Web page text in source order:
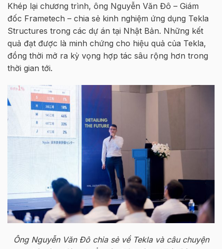
Khép lại chương trình, ông Nguyễn Văn Đô – Giám
đốc Frametech – chia sẻ kinh nghiệm ứng dụng Tekla
Structures trong các dự án tại Nhật Bản. Những kết
quả đạt được là minh chứng cho hiệu quả của Tekla,
đồng thời mở ra kỳ vọng hợp tác sâu rộng hơn trong
thời gian tới.
Ông Nguyễn Văn Đô chia sẻ về Tekla và câu chuyện